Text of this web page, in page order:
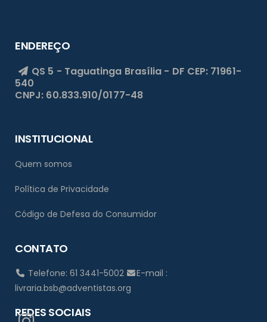
ENDEREÇO
QS 5 - Taguatinga Brasília - DF CEP: 71961-
540
CNPJ: 60.833.910/0177-48
INSTITUCIONAL
Quem somos
Política de Privacidade
Código de Defesa do Consumidor
CONTATO
Telefone: 61 3441-5002
E-mail :
livraria.bsb@adventistas.org
REDES SOCIAIS